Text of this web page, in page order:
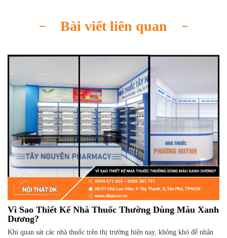
Bài viết liên quan
Vì Sao Thiết Kế Nhà Thuốc Thường Dùng Màu Xanh
Dương?
Khi quan sát các nhà thuốc trên thị trường hiện nay, không khó để nhận